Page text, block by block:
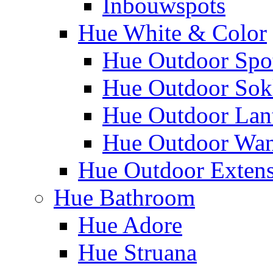
Hue White & Color
Hue Outdoor
Hue Outdoor
Hue Outdoor
Hue Outdoor
Hue Outdoor
Hue Bathroom
Hue Adore
Hue Struana